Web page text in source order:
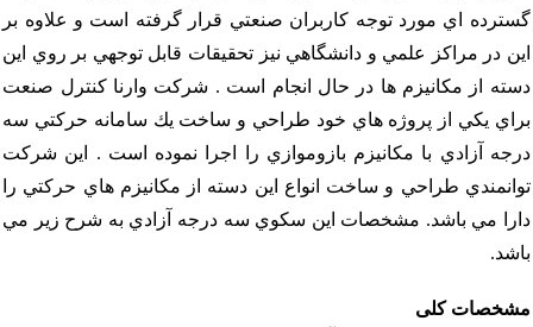
گسترده اي مورد توجه كاربران صنعتي قرار گرفته است و علاوه بر
اين در مراكز علمي و دانشگاهي نيز تحقيقات قابل توجهي بر روي اين
دسته از مكانيزم ها در حال انجام است . شركت وارنا كنترل صنعت
براي يكي از پروژه هاي خود طراحي و ساخت يك سامانه حركتي سه
درجه آزادي با مكانيزم بازوموازي را اجرا نموده است . اين شركت
توانمندي طراحي و ساخت انواع اين دسته از مكانيزم هاي حركتي را
دارا مي باشد. مشخصات اين سكوي سه درجه آزادي به شرح زير مي
باشد.
مشخصات کلی